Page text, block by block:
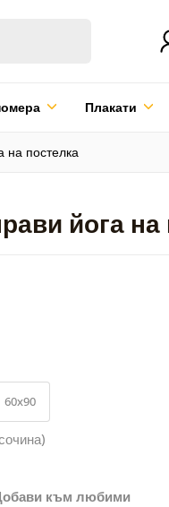
Плакати
на постелка
йога на
60x90
към любими